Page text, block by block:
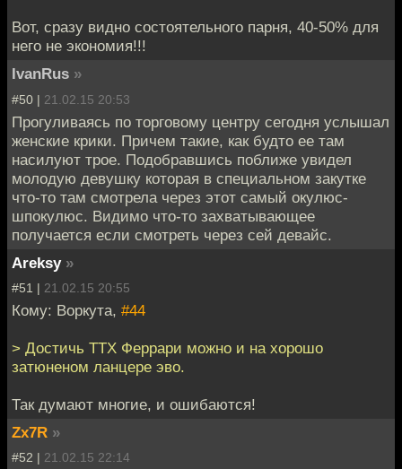
Вот, сразу видно состоятельного парня, 40-50% для
него не экономия!!!
IvanRus »
#50 | 21.02.15 20:53
Прогуливаясь по торговому центру сегодня услышал
женские крики. Причем такие, как будто ее там
насилуют трое. Подобравшись поближе увидел
молодую девушку которая в специальном закутке
что-то там смотрела через этот самый окулюс-
шпокулюс. Видимо что-то захватывающее
получается если смотреть через сей девайс.
Areksy »
#51 | 21.02.15 20:55
Кому: Воркута, #44
> Достичь ТТХ Феррари можно и на хорошо
затюненом ланцере эво.
Так думают многие, и ошибаются!
Zx7R »
#52 | 21.02.15 22:14